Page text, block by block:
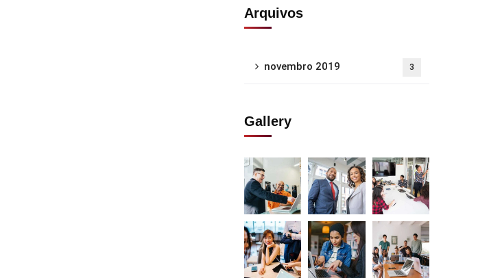
Arquivos
novembro 2019 3
Gallery